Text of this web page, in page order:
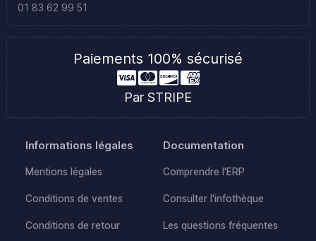
01 83 62 99 51
Paiements 100% sécurisé
Par STRIPE
Informations légales
Mentions légales
Conditions de ventes
Conditions de retour
Documentation
Comprendre l'ERP
Consulter l'infothèque
Les questions fréquentes